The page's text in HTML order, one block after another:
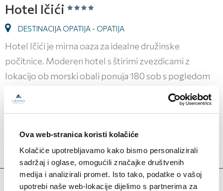
Ova web-stranica koristi kolačiće
Kolačiće upotrebljavamo kako bismo personalizirali
sadržaj i oglase, omogućili značajke društvenih
medija i analizirali promet. Isto tako, podatke o vašoj
upotrebi naše web-lokacije dijelimo s partnerima za
Hotel Ičići
DESTINACIJA OPATIJA - OPATIJA
Hotel Ičići je mirna oaza za idealne družinske
počitnice. Moderen hotel s štirimi zvezdicami z
lokacijo ob morski obali ponuja 180 sob s pogledom
CENE IN RAZPOLOŽLJIVOST